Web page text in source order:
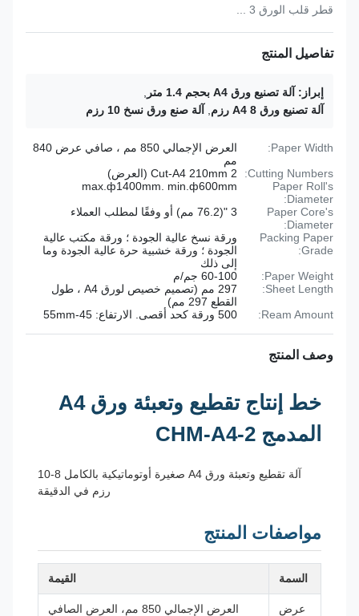
قطر قلب الورق 3 ...
تفاصيل المنتج
آلة تصنيع ورق A4 بحجم 1.4 متر
,
آلة تصنيع ورق A4 8 رزم
, آلة صنع ورق نسخ 10 رزم
Paper Width:
العرض الإجمالي 850 مم ، صافي عرض 840
Cutting Numbers:
2 Cut-A4 210mm (العرض)
Paper Roll's
Diameter:
max.ф1400mm. min.ф600mm
Paper Core's
Diameter:
Packing Paper
Grade:
ورقة نسخ عالية الجودة ؛ ورقة مكتب عالية
الجودة ؛ ورقة خشبية حرة عالية الجودة وما
إلى ذلك
Paper Weight:
60-100 جم/م
Sheet Length:
297 مم (تصميم خصيص لورق A4 ، طول
القطع 297 مم)
Ream Amount:
500 ورقة كحد أقصى. الارتفاع: 45-55mm
وصف المنتج
خط إنتاج تقطيع وتعبئة ورق A4
المدمج CHM-A4-2
آلة تقطيع وتعبئة ورق A4 صغيرة أوتوماتيكية بالكامل 8-10
رزم في الدقيقة
مواصفات المنتج
العرض الإجمالي 850 مم، العرض الصافي